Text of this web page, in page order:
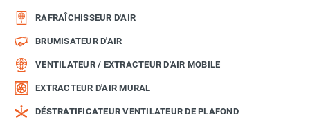
RAFRAÎCHISSEUR D'AIR
BRUMISATEUR D'AIR
VENTILATEUR / EXTRACTEUR D'AIR MOBILE
EXTRACTEUR D'AIR MURAL
DÉSTRATIFICATEUR VENTILATEUR DE PLAFOND